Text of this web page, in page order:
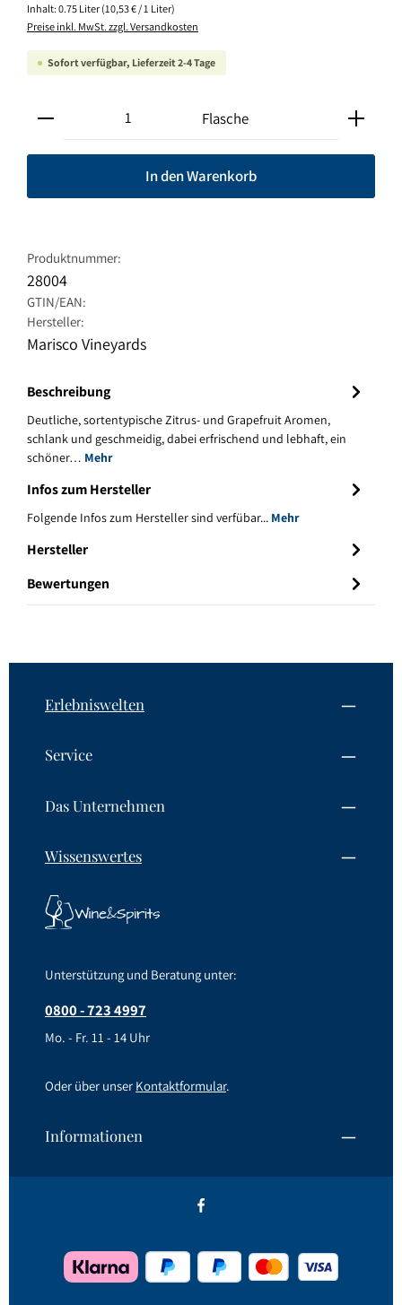
Inhalt:0.75 Liter(10,53 € / 1 Liter)
Preise inkl. MwSt. zzgl. Versandkosten
Sofort verfügbar, Lieferzeit 2-4 Tage
Produkt Anzahl: Gib den gewünschten Wert ein oder
Flasche
In den Warenkorb
Produktnummer:
28004
GTIN/EAN:
Hersteller:
Marisco Vineyards
Beschreibung
Deutliche, sortentypische Zitrus- und Grapefruit Aromen,
schlank und geschmeidig, dabei erfrischend und lebhaft, ein
schöner… Mehr
Infos zum Hersteller
Folgende Infos zum Hersteller sind verfübar... Mehr
Hersteller
Bewertungen
Erlebniswelten
Service
Das Unternehmen
Wissenswertes
Unterstützung und Beratung unter:
0800 - 723 4997
Mo. - Fr. 11 - 14 Uhr
Oder über unser Kontaktformular.
Informationen